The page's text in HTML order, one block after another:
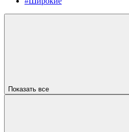
Показать все